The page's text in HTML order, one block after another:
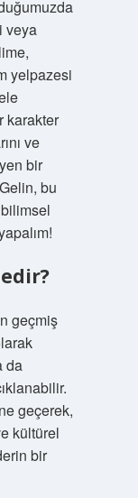
veya
yelpazesi
karakter
ve
bir
bu
geçmiş
da
geçerek,
kültürel
bir